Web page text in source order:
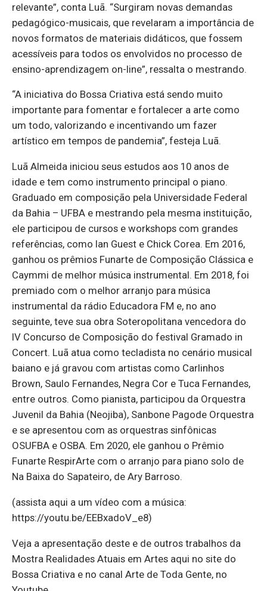
relevante”, conta Luã. “Surgiram novas demandas
pedagógico-musicais, que revelaram a importância de
novos formatos de materiais didáticos, que fossem
acessíveis para todos os envolvidos no processo de
ensino-aprendizagem on-line”, ressalta o mestrando.
“A iniciativa do Bossa Criativa está sendo muito
importante para fomentar e fortalecer a arte como
um todo, valorizando e incentivando um fazer
artístico em tempos de pandemia”, festeja Luã.
Luã Almeida iniciou seus estudos aos 10 anos de
idade e tem como instrumento principal o piano.
Graduado em composição pela Universidade Federal
da Bahia – UFBA e mestrando pela mesma instituição,
ele participou de cursos e workshops com grandes
referências, como Ian Guest e Chick Corea. Em 2016,
ganhou os prêmios Funarte de Composição Clássica e
Caymmi de melhor música instrumental. Em 2018, foi
premiado com o melhor arranjo para música
instrumental da rádio Educadora FM e, no ano
seguinte, teve sua obra Soteropolitana vencedora do
IV Concurso de Composição do festival Gramado in
Concert. Luã atua como tecladista no cenário musical
baiano e já gravou com artistas como Carlinhos
Brown, Saulo Fernandes, Negra Cor e Tuca Fernandes,
entre outros. Como pianista, participou da Orquestra
Juvenil da Bahia (Neojiba), Sanbone Pagode Orquestra
e se apresentou com as orquestras sinfônicas
OSUFBA e OSBA. Em 2020, ele ganhou o Prêmio
Funarte RespirArte com o arranjo para piano solo de
Na Baixa do Sapateiro, de Ary Barroso.
(assista aqui a um vídeo com a música:
https://youtu.be/EEBxadoV_e8)
Veja a apresentação deste e de outros trabalhos da
Mostra Realidades Atuais em Artes aqui no site do
Bossa Criativa e no canal Arte de Toda Gente, no